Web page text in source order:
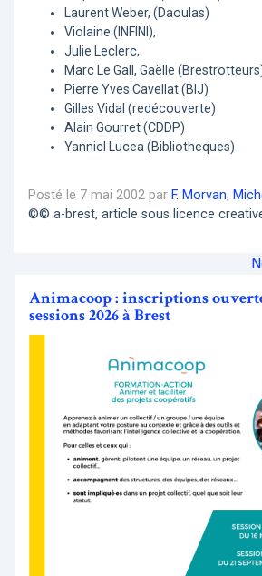
Laurent Weber, (Daoulas)
Violaine (INFINI),
Julie Leclerc,
Marc Le Gall, Gaëlle
Pierre Yves Cavellat (BIJ)
Gilles Vidal (redécouverte)
Alain Gourret (CDDP)
Yannicl Lucea (Bibliotheques)
Posté le 7 mai 2002 par F. Morvan,
©© a-brest, article sous licence
Animacoop : inscriptions
sessions 2026 à Brest